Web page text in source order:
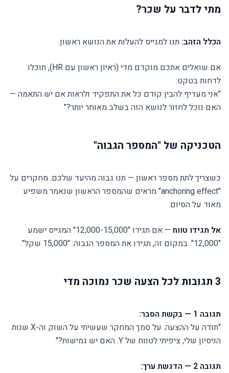
מתי לדבר על שכר?
הכלל הזהב: תנו למגייס להעלות את הנושא ראשון.
אם שואלים אתכם מוקדם מדי (ראיון ראשון עם HR), תוכלו
לדחות בטקט:
"אני מעדיף להבין קודם כל את התפקיד ולראות אם יש התאמה —
האם נוכל לחזור לנושא הזה בשלב מאוחר יותר?"
הטכניקה של "המספר הגבוה"
כשצריך לתת מספר ראשון — תנו גבוה מהיעד שלכם. מחקרים על
"anchoring effect" מראים שהמספר הראשון שנאמר משפיע
מאוד על הסיום.
אל תגידו טווח
— אם תגידו "12,000-15,000" המגייס ישמע
"12,000". במקום זה, תגידו את המספר הגבוה: "15,000 שקל".
3 תגובות לכל הצעה שכר נמוכה מדי
תגובה 1 — בקשת הסבר:
"תודה על ההצעה. על סמך המחקר שעשיתי על השוק וה-X שנות
הניסיון שלי, ציפיתי לטווח של Y. האם יש גמישות?"
תגובה 2 — הדגשת ערך: